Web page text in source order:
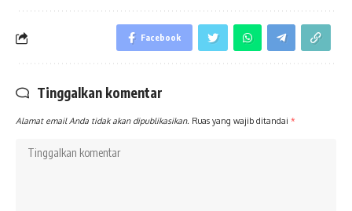
Facebook
Tinggalkan komentar
Alamat email Anda tidak akan dipublikasikan. Ruas yang wajib ditandai *